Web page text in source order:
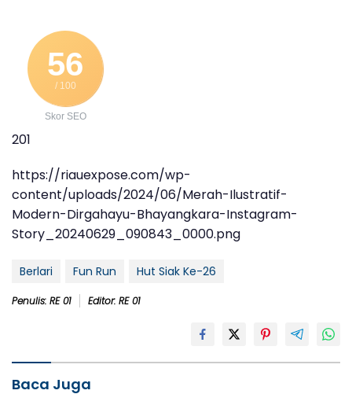
56
/ 100
Skor SEO
201
https://riauexpose.com/wp-
content/uploads/2024/06/Merah-Ilustratif-
Modern-Dirgahayu-Bhayangkara-Instagram-
Story_20240629_090843_0000.png
Berlari Fun Run Hut Siak Ke-26
Penulis: RE 01 Editor: RE 01
Baca Juga